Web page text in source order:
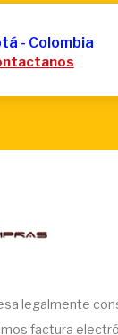
- Colombia
legalmente
factura